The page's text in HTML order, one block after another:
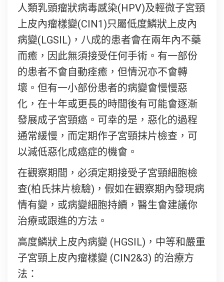
人類乳頭瘤狀病毒感染(HPV)及輕微子宮頸
上皮內瘤樣變(CIN1)只屬低度鱗狀上皮內
病變(LGSIL)，八成的患者會在兩年內不藥
而癒，因此無須接受任何手術。有一部份
的患者不會自動痊癒，但情況亦不會轉
壞。但有一小部份患者的病變會慢慢惡
化，在十年或更長的時間後有可能會逐漸
發展成子宮頸癌。可幸的是，惡化的過程
通常緩慢，而定期作子宮頸抹片檢查，可
以減低惡化成癌症的機會。
在觀察期間，必須定期接受子宮頸細胞檢
查(柏氏抹片檢驗)，假如在觀察期內發現病
情有變，或病變細胞持續，醫生會建議你
治療或跟進的方法。
高度鱗狀上皮內病變 (HGSIL)，中等和嚴重
子宮頸上皮內瘤樣變 (CIN2&3) 的治療方
法：